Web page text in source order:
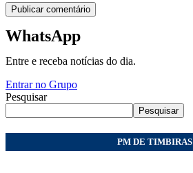
WhatsApp
Entre e receba notícias do dia.
Entrar no Grupo
Pesquisar
Pesquisar
PM DE TIMBIRAS